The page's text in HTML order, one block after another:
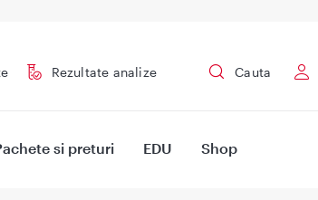
Rezultate analize Cauta
si preturi EDU Shop